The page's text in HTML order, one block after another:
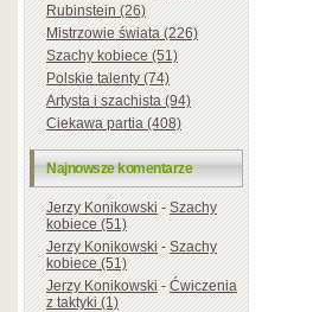
Rubinstein (26)
Mistrzowie świata (226)
Szachy kobiece (51)
Polskie talenty (74)
Artysta i szachista (94)
Ciekawa partia (408)
Najnowsze komentarze
Jerzy Konikowski-Szachy
kobiece (51)
Jerzy Konikowski-Szachy
kobiece (51)
Jerzy Konikowski-Ćwiczenia
z taktyki (1)